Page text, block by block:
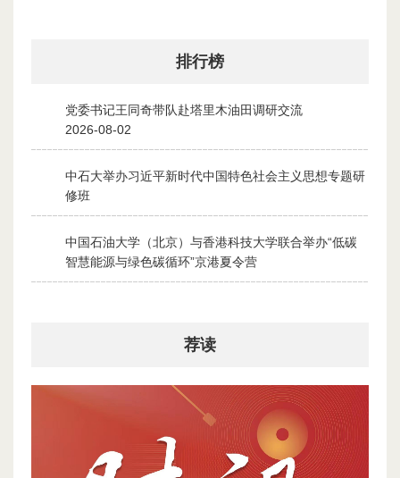
排行榜
党委书记王同奇带队赴塔里木油田调研交流
2026-08-02
中石大举办习近平新时代中国特色社会主义思想专题研
修班
2026-07-28
中国石油大学（北京）与香港科技大学联合举办“低碳
智慧能源与绿色碳循环”京港夏令营
2026-07-30
荐读